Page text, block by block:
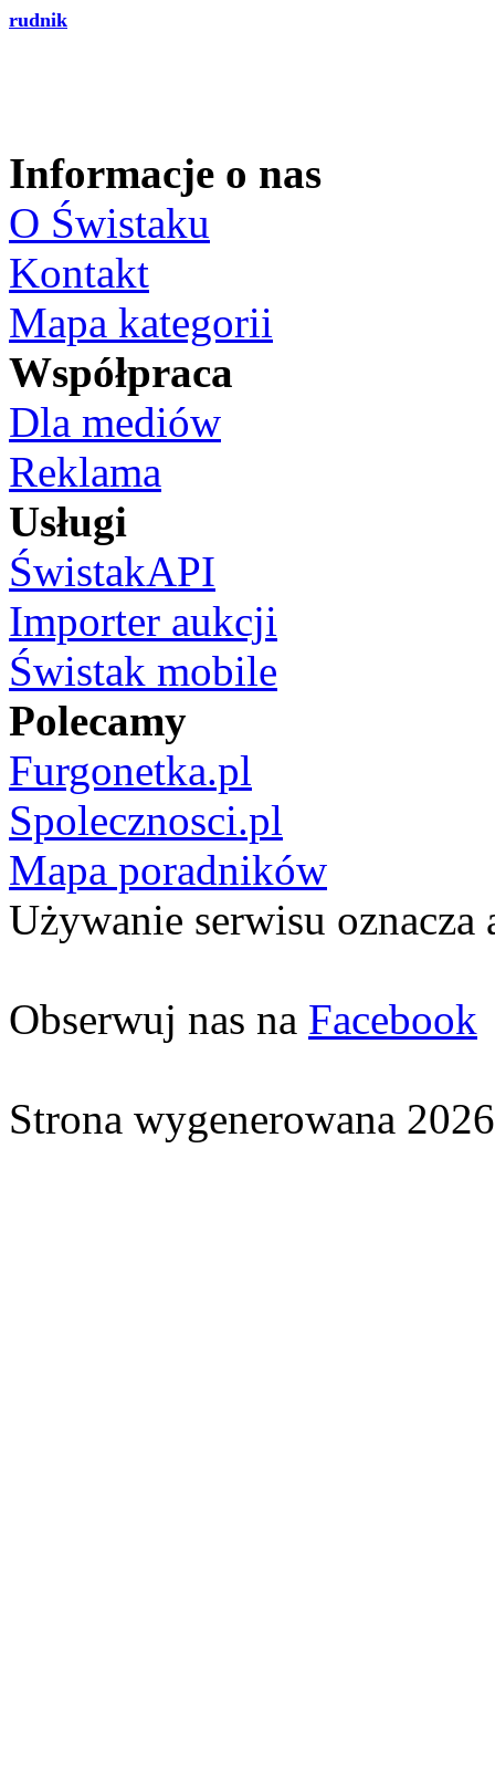
rudnik
Informacje o nas
O Świstaku
Kontakt
Mapa kategorii
Współpraca
Dla mediów
Reklama
Usługi
ŚwistakAPI
Importer aukcji
Świstak mobile
Polecamy
Furgonetka.pl
Spolecznosci.pl
Mapa poradników
Używanie serwisu oznacza
Obserwuj nas na Facebook
Strona wygenerowana